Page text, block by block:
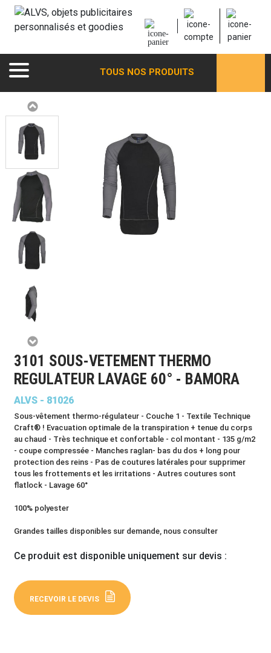
TOUS NOS PRODUITS
3101 SOUS-VETEMENT THERMO
REGULATEUR LAVAGE 60° - BAMORA
ALVS - 81026
Sous-vêtement thermo-régulateur - Couche 1 - Textile Technique
Craft® ! Evacuation optimale de la transpiration + tenue du corps
au chaud - Très technique et confortable - col montant - 135 g/m2
- coupe compressée - Manches raglan- bas du dos + long pour
protection des reins - Pas de coutures latérales pour supprimer
tous les frottements et les irritations - Autres coutures sont
flatlock - Lavage 60°
100% polyester
Grandes tailles disponibles sur demande, nous consulter
Ce produit est disponible uniquement sur devis :
RECEVOIR LE DEVIS